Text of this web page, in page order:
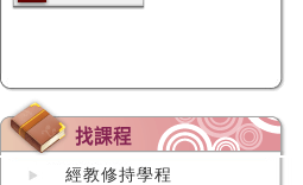
經教修持學程